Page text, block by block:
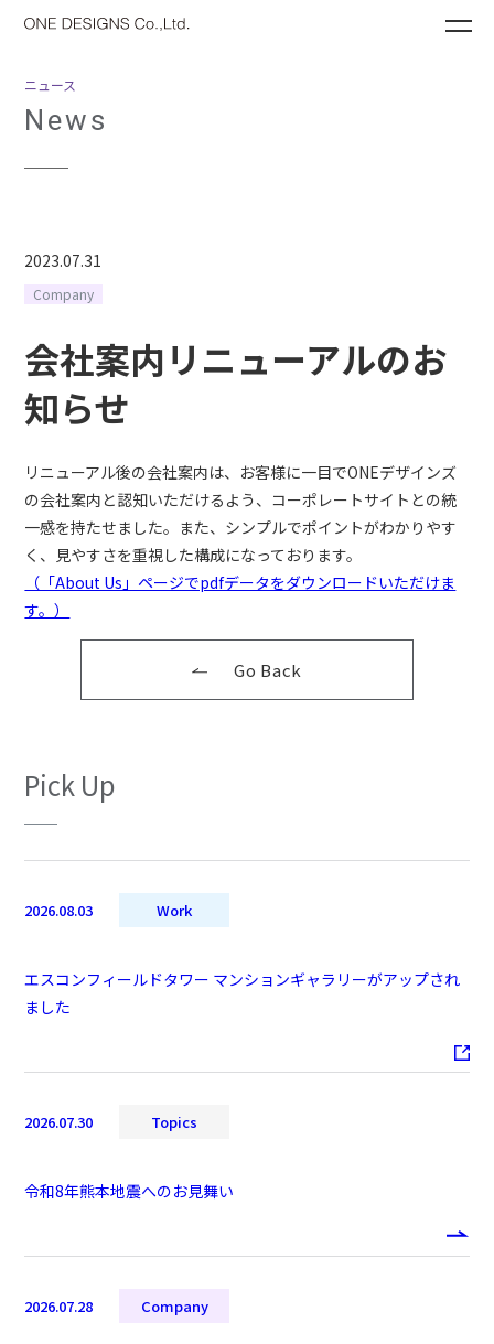
ニュース
News
2023.07.31
Company
会社案内リニューアルのお
知らせ
リニューアル後の会社案内は、お客様に一目でONEデザインズ
の会社案内と認知いただけるよう、コーポレートサイトとの統
一感を持たせました。また、シンプルでポイントがわかりやす
く、見やすさを重視した構成になっております。
（「About Us」ページでpdfデータをダウンロードいただけま
す。）
Go Back
Pick Up
2026.08.03 Work
エスコンフィールドタワー マンションギャラリーがアップされ
ました
2026.07.30 Topics
令和8年熊本地震へのお見舞い
2026.07.28 Company